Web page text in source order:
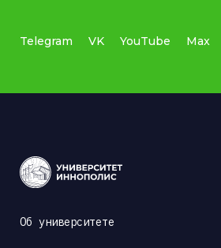
Telegram VK YouTube Max
Об университете